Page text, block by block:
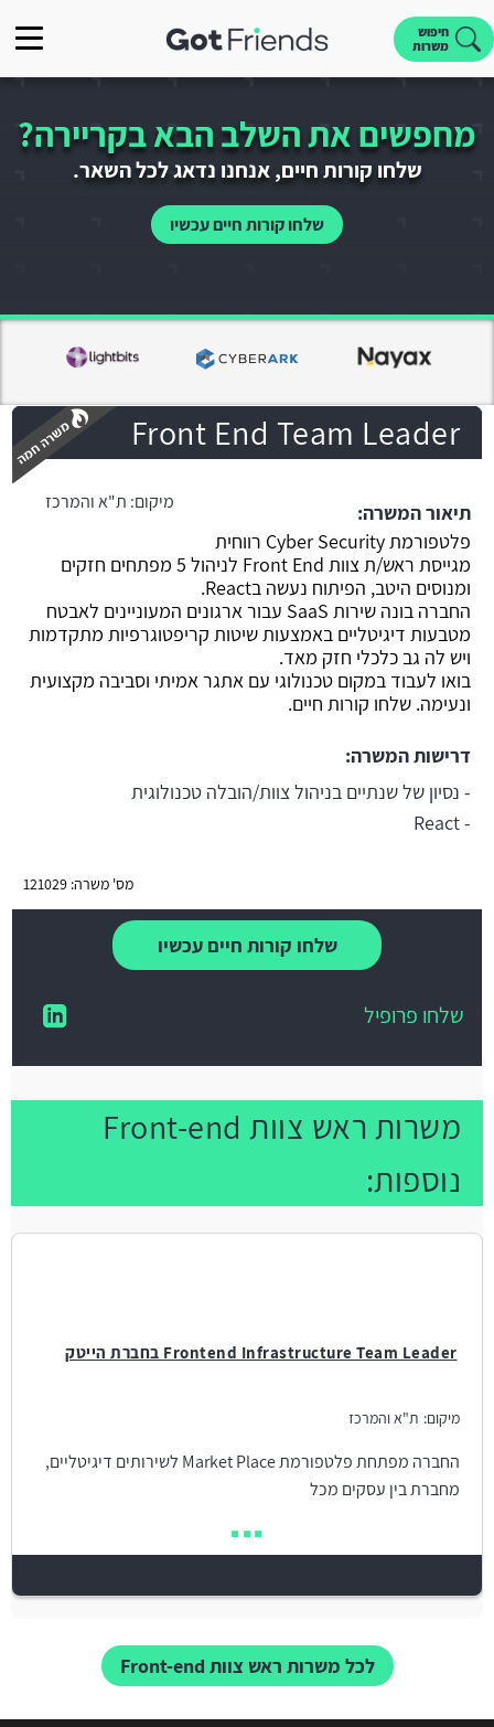
חיפוש
משרות
מחפשים את השלב הבא בקריירה?
שלחו קורות חיים, אנחנו נדאג לכל השאר.
שלחו קורות חיים עכשיו
Front End Team Leader
מיקום: ת"א והמרכז
תיאור המשרה:
פלטפורמת Cyber Security רווחית
מגייסת ראש/ת צוות Front End לניהול 5 מפתחים חזקים
ומנוסים היטב, הפיתוח נעשה בReact.
החברה בונה שירות SaaS עבור ארגונים המעוניינים לאבטח
מטבעות דיגיטליים באמצעות שיטות קריפטוגרפיות מתקדמות
ויש לה גב כלכלי חזק מאד.
בואו לעבוד במקום טכנולוגי עם אתגר אמיתי וסביבה מקצועית
ונעימה. שלחו קורות חיים.
דרישות המשרה:
- נסיון של שנתיים בניהול צוות/הובלה טכנולוגית
- React
מס' משרה: 121029
שלחו קורות חיים עכשיו
שלחו פרופיל
משרות ראש צוות Front-end
נוספות:
Frontend Infrastructure Team Leader בחברת הייטק
מיקום: ת"א והמרכז
החברה מפתחת פלטפורמת Market Place לשירותים דיגיטליים,
מחברת בין עסקים מכל
לכל משרות ראש צוות Front-end